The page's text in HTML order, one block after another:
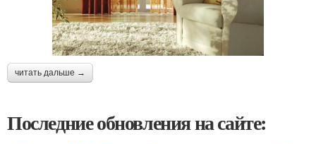
читать дальше →
Последние обновления на сайте: